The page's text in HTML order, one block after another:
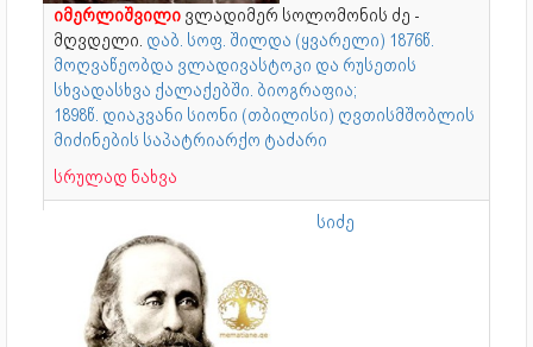
იმერლიშვილი ვლადიმერ სოლომონის ძე -
მღვდელი. დაბ. სოფ. შილდა (ყვარელი) 1876წ.
მოღვაწეობდა ვლადივასტოკი და რუსეთის
სხვადასხვა ქალაქებში. ბიოგრაფია;
1898წ. დიაკვანი სიონი (თბილისი) ღვთისმშობლის
მიძინების საპატრიარქო ტაძარი
სრულად ნახვა
სიძე